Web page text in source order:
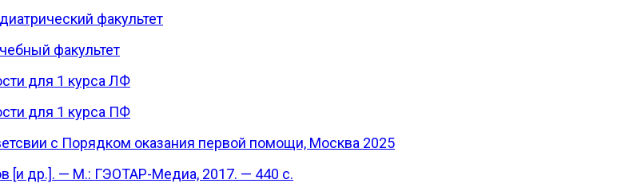
факультет
факультет
для 1 курса ЛФ
для 1 курса ПФ
с Порядком оказания первой помощи, Москва 2025
[и др.]. — М.: ГЭОТАР-Медиа, 2017. — 440 с.